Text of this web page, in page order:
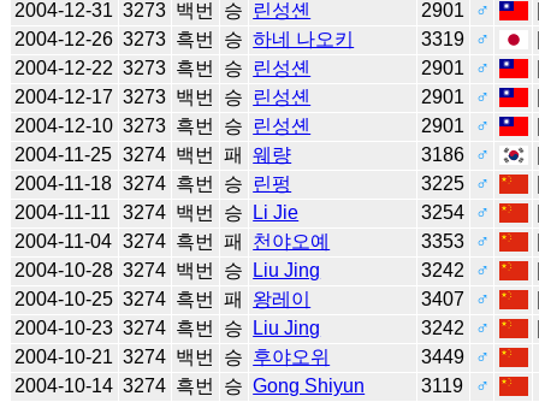
2004-12-31 3273 백번 승 린성셴 2901 ♂
2004-12-26 3273 흑번 승 하네 나오키 3319 ♂
2004-12-22 3273 흑번 승 린성셴 2901 ♂
2004-12-17 3273 백번 승 린성셴 2901 ♂
2004-12-10 3273 흑번 승 린성셴 2901 ♂
2004-11-25 3274 백번 패 웨량 3186 ♂
2004-11-18 3274 흑번 승 린펑 3225 ♂
2004-11-11
3274 백번 승 Li Jie 3254 ♂
2004-11-04 3274 흑번 패 천야오예 3353 ♂
2004-10-28 3274 백번 승 Liu Jing 3242 ♂
2004-10-25 3274 흑번 패 왕레이 3407 ♂
2004-10-23 3274 흑번 승 Liu Jing 3242 ♂
2004-10-21 3274 백번 승 후야오위 3449
♂
2004-10-14 3274 흑번 승 Gong Shiyun 3119
♂